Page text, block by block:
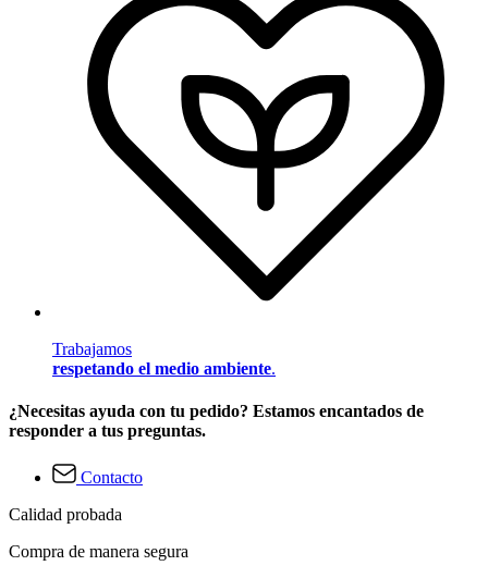
Trabajamos
respetando el medio ambiente.
¿Necesitas ayuda con tu pedido? Estamos encantados de
responder a tus preguntas.
Contacto
Calidad probada
Compra de manera segura